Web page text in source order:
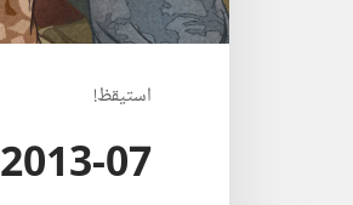
استيقظ‏!‏
2013-07 | هل الاحتجاج هو الحل؟‏